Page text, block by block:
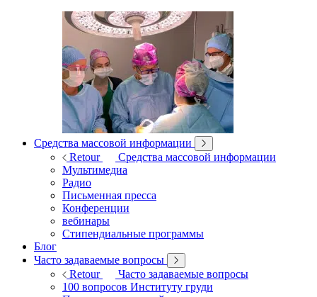
Средства массовой информации
Retour
Средства массовой информации
Мультимедиа
Радио
Письменная пресса
Конференции
вебинары
Стипендиальные программы
Блог
Часто задаваемые вопросы
Retour
Часто задаваемые вопросы
100 вопросов Институту груди